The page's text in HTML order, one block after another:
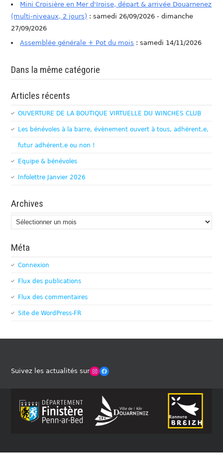
Mini Croisière en Mer d'Iroise, départ & arrivée Douarnenez
(multi-niveaux, 2 jours) : samedi 26/09/2026 - dimanche
27/09/2026
Assemblée générale + Pot du mois : samedi 14/11/2026
Dans la même catégorie
Articles récents
OUVERTURE DE LA BOUTIQUE VIRTUELLE DU WINCHES CLUB
Les bénévoles à la barre, évènement ouvert à tous, adhérent.e,
futur adhérent.e ou non !
Equipe & bénévoles
Infolettre Janvier 2026
Archives
Archives
Méta
Connexion
Flux des publications
Flux des commentaires
Site de WordPress-FR
Suivez les actualités surWinches Club OfficielFacebook